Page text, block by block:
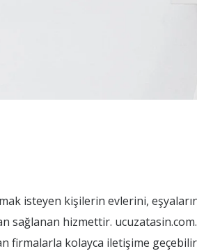
isteyen kişilerin evlerini,
sağlanan hizmettir.
firmalarla kolayca iletişime